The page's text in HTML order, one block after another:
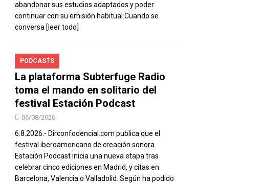
abandonar sus estudios adaptados y poder
continuar con su emisión habitual.Cuando se
conversa [leer todo]
PODCASTS
La plataforma Subterfuge Radio
toma el mando en solitario del
festival Estación Podcast
06/08/2026
6.8.2026.- Dirconfodencial.com publica que el
festival iberoamericano de creación sonora
Estación Podcast inicia una nueva etapa tras
celebrar cinco ediciones en Madrid, y citas en
Barcelona, Valencia o Valladolid. Según ha podido